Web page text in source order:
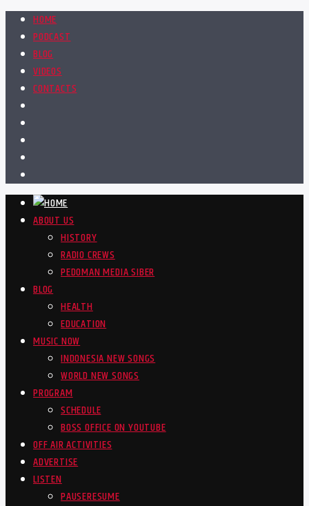
HOME
PODCAST
BLOG
VIDEOS
CONTACTS
ABOUT US
HISTORY
RADIO CREWS
PEDOMAN MEDIA SIBER
BLOG
HEALTH
EDUCATION
MUSIC NOW
INDONESIA NEW SONGS
WORLD NEW SONGS
PROGRAM
SCHEDULE
BOSS OFFICE ON YOUTUBE
OFF AIR ACTIVITIES
ADVERTISE
LISTEN
PAUSERESUME